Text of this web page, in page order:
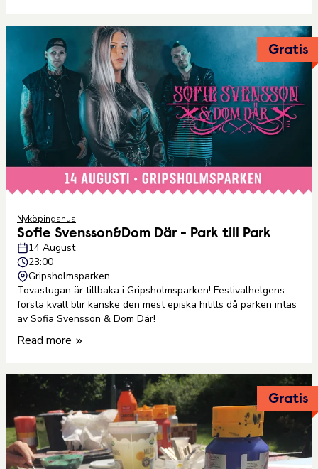
Gratis
Nyköpingshus
Sofie Svensson&Dom Där - Park till Park
14 August
23:00
Gripsholmsparken
Tovastugan är tillbaka i Gripsholmsparken! Festivalhelgens
första kväll blir kanske den mest episka hitills då parken intas
av Sofia Svensson & Dom Där!
Read more
Gratis